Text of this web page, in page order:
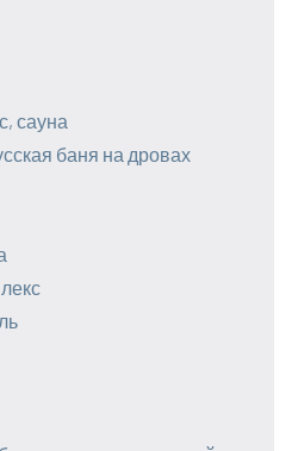
сауна
баня на дровах